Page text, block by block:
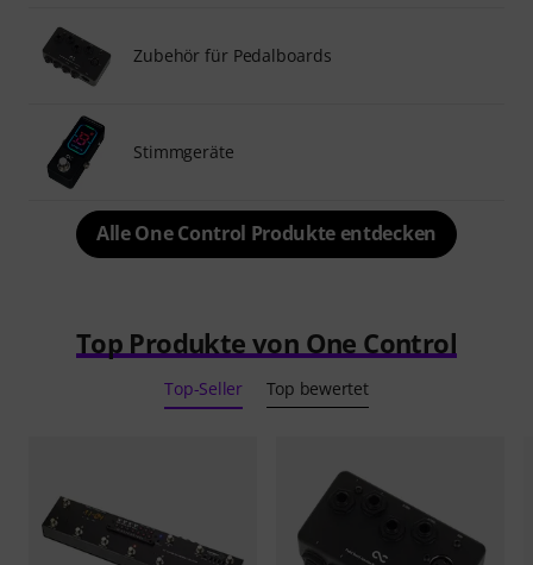
Zubehör für Pedalboards
Stimmgeräte
Alle One Control Produkte entdecken
Top Produkte von One Control
Top-Seller Top bewertet